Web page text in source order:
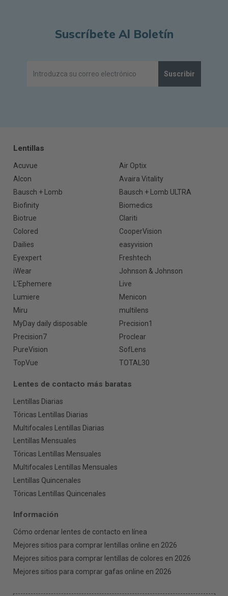
Suscríbete Al Boletín
Suscribir
Lentillas
Acuvue
Air Optix
Alcon
Avaira Vitality
Bausch + Lomb
Bausch + Lomb ULTRA
Biofinity
Biomedics
Biotrue
Clariti
Colored
CooperVision
Dailies
easyvision
Eyexpert
Freshtech
iWear
Johnson & Johnson
L'Ephemere
Live
Lumiere
Menicon
Miru
multilens
MyDay daily disposable
Precision1
Precision7
Proclear
PureVision
SofLens
TopVue
TOTAL30
Lentes de contacto más baratas
Lentillas Diarias
Tóricas Lentillas Diarias
Multifocales Lentillas Diarias
Lentillas Mensuales
Tóricas Lentillas Mensuales
Multifocales Lentillas Mensuales
Lentillas Quincenales
Tóricas Lentillas Quincenales
Información
Cómo ordenar lentes de contacto en línea
Mejores sitios para comprar lentillas online en 2026
Mejores sitios para comprar lentillas de colores en 2026
Mejores sitios para comprar gafas online en 2026